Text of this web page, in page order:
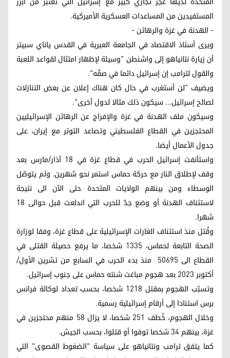
المستفيدين من المساعدات العسكرية الأميركية.
- الهدنة في غزة والرهائن -
ويرى أستاذ الاقتصاد في الجامعة العبرية في القدس ياناي سبيتر
أن زيارة نتانياهو إلى واشنطن "وسيلة لإظهار امتثال لقواعد اللعبة
والقول لترامب إن إسرائيل دائما في صفّه".
ويضيف "لن أستغرب في حال كان هناك إعلان عن بعض التنازلات
لصالح إسرائيل... سيكون ذلك مثالا لدول أخرى".
وسيكون ملف الهدنة في غزة والإفراج عن الرهائن الإسرائيليين
المحتجزين في القطاع الفلسطيني وتصاعد التوتر مع إيران، على
جدول الأعمال أيضا.
واستأنفت إسرائيل الحرب في قطاع غزة في 18 آذار/مارس بعد
وقف لإطلاق النار مع حركة حماس استمر نحو شهرين. ولم يتوصّل
الوسطاء ومن بينهم الولايات المتحدة حتى الآن الى نتيجة
لاستئناف الهدنة أو وضع جدّ للحرب التي اندلعت قبل حوالى 18
شهرا.
وقُتل منذ استئناف الغارات الإسرائيلية على قطاع غزة، وفقا لوزارة
الصحة التابعة لحماس، 1335 شخصا، ما يرفع حصيلة القتلى في
القطاع الى 50695 منذ بدء الحرب في السابع من تشرين الأول/
أكتوبر 2023 بعد هجوم مباغت شنته حماس على جنوب إسرائيل.
وتسبّب الهجوم بمقتل 1218 شخصا، بحسب تعداد لوكالة فرانس
برس استنادا إلى أرقام إسرائيلية رسمية.
وخلال الهجوم، خُطف 251 شخصا، لا يزال 58 منهم محتجزين في
غزة، بينهم 34 شخصا توفوا أو قتلوا، بحسب الجيش.
كما يتفق ترامب ونتانياهو على سياسة "الضغوط القصوى" التي